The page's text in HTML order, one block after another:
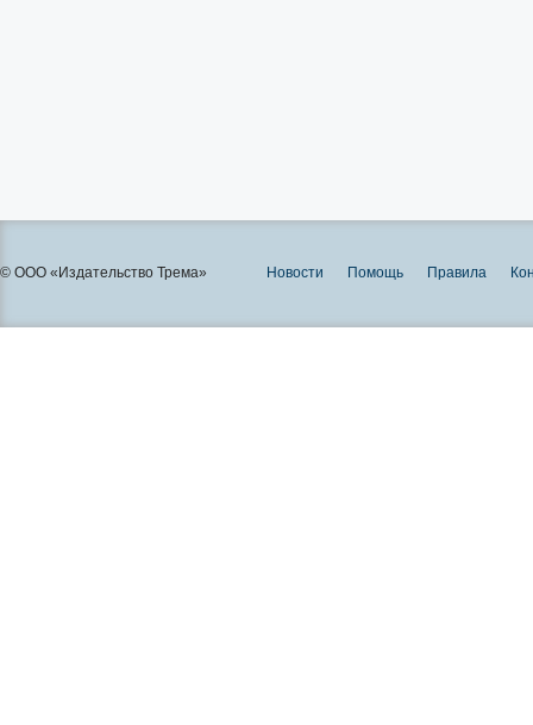
© ООО «Издательство Трема» Новости Помощь Правила